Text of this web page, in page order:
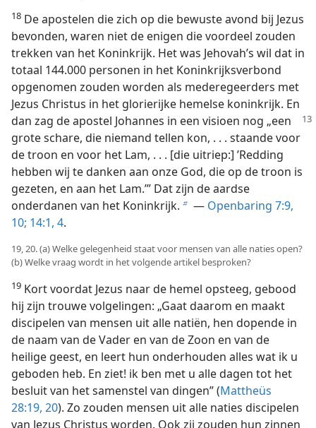
18 De apostelen die zich op die bewuste avond bij Jezus
bevonden, waren niet de enigen die voordeel zouden
trekken van het Koninkrijk. Het was Jehovah’s wil dat in
totaal 144.000 personen in het Koninkrijksverbond
opgenomen zouden worden als mederegeerders met
Jezus Christus in het glorierijke hemelse koninkrijk. En
dan zag de apostel Johannes in een visioen nog „een
grote schare, die niemand tellen kon, . . . staande voor
de troon en voor het Lam, . . . [die uitriep:] ’Redding
hebben wij te danken aan onze God, die op de troon is
gezeten, en aan het Lam.’” Dat zijn de aardse
onderdanen van het Koninkrijk. b — Openbaring 7:9,
10; 14:1, 4.
19, 20. (a) Welke gelegenheid staat voor mensen van alle naties open?
(b) Welke vraag wordt in het volgende artikel besproken?
19 Kort voordat Jezus naar de hemel opsteeg, gebood
hij zijn trouwe volgelingen: „Gaat daarom en maakt
discipelen van mensen uit alle natiën, hen dopende in
de naam van de Vader en van de Zoon en van de
heilige geest, en leert hun onderhouden alles wat ik u
geboden heb. En ziet! ik ben met u alle dagen tot het
besluit van het samenstel van dingen” (Mattheüs
28:19, 20). Zo zouden mensen uit alle naties discipelen
van Jezus Christus worden. Ook zij zouden hun zinnen